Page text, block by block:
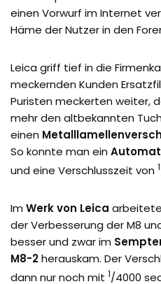
einen Vorwurf im Internet
Häme der Nutzer in den
Leica griff tief in die
meckernden Kunden
Puristen meckerten weiter,
mehr den altbekannten
einen
So konnte man ein
und eine Verschlusszeit von 1
Im Werk von Leica
der Verbesserung der M8
besser und zwar im
M8-2herauskam. Der
dann nur noch mit 1/4000